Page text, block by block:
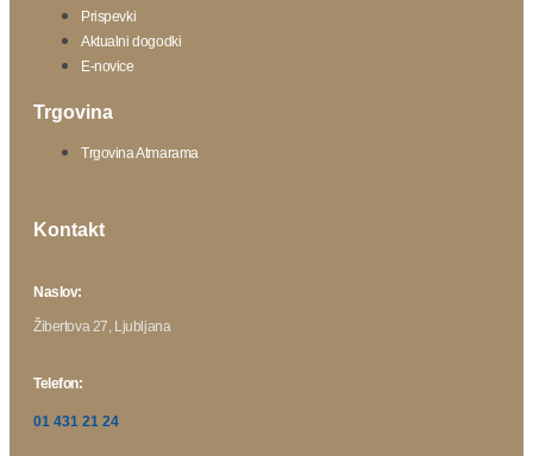
Prispevki
Aktualni dogodki
E-novice
Trgovina
Trgovina Atmarama
Kontakt
Naslov:
Žibertova 27, Ljubljana
Telefon:
01 431 21 24